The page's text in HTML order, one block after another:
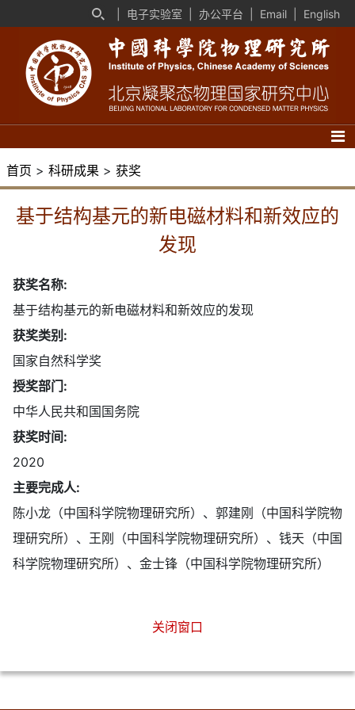
电子实验室 办公平台 Email English
首页 > 科研成果 > 获奖
基于结构基元的新电磁材料和新效应的
发现
获奖名称:
基于结构基元的新电磁材料和新效应的发现
获奖类别:
国家自然科学奖
授奖部门:
中华人民共和国国务院
获奖时间:
2020
主要完成人:
陈小龙（中国科学院物理研究所）、郭建刚（中国科学院物
理研究所）、王刚（中国科学院物理研究所）、钱天（中国
科学院物理研究所）、金士锋（中国科学院物理研究所）
关闭窗口